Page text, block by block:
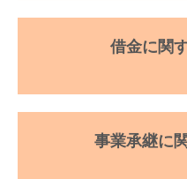
借金に関
事業承継に